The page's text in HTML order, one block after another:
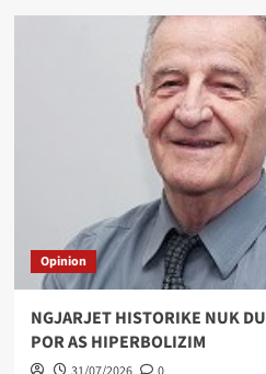
Opinion
NGJARJET HISTORIKE NUK
POR AS HIPERBOLIZIM